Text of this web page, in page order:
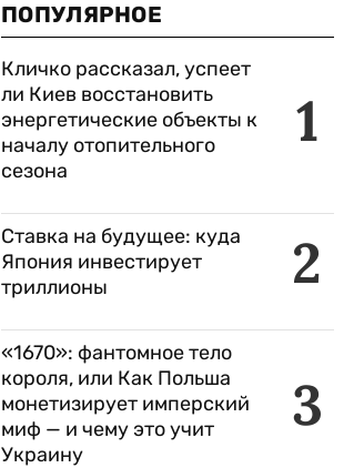
ПОПУЛЯРНОЕ
1
Кличко рассказал, успеет
ли Киев восстановить
энергетические объекты к
началу отопительного
сезона
2
Ставка на будущее: куда
Япония инвестирует
триллионы
3
«1670»: фантомное тело
короля, или Как Польша
монетизирует имперский
миф — и чему это учит
Украину